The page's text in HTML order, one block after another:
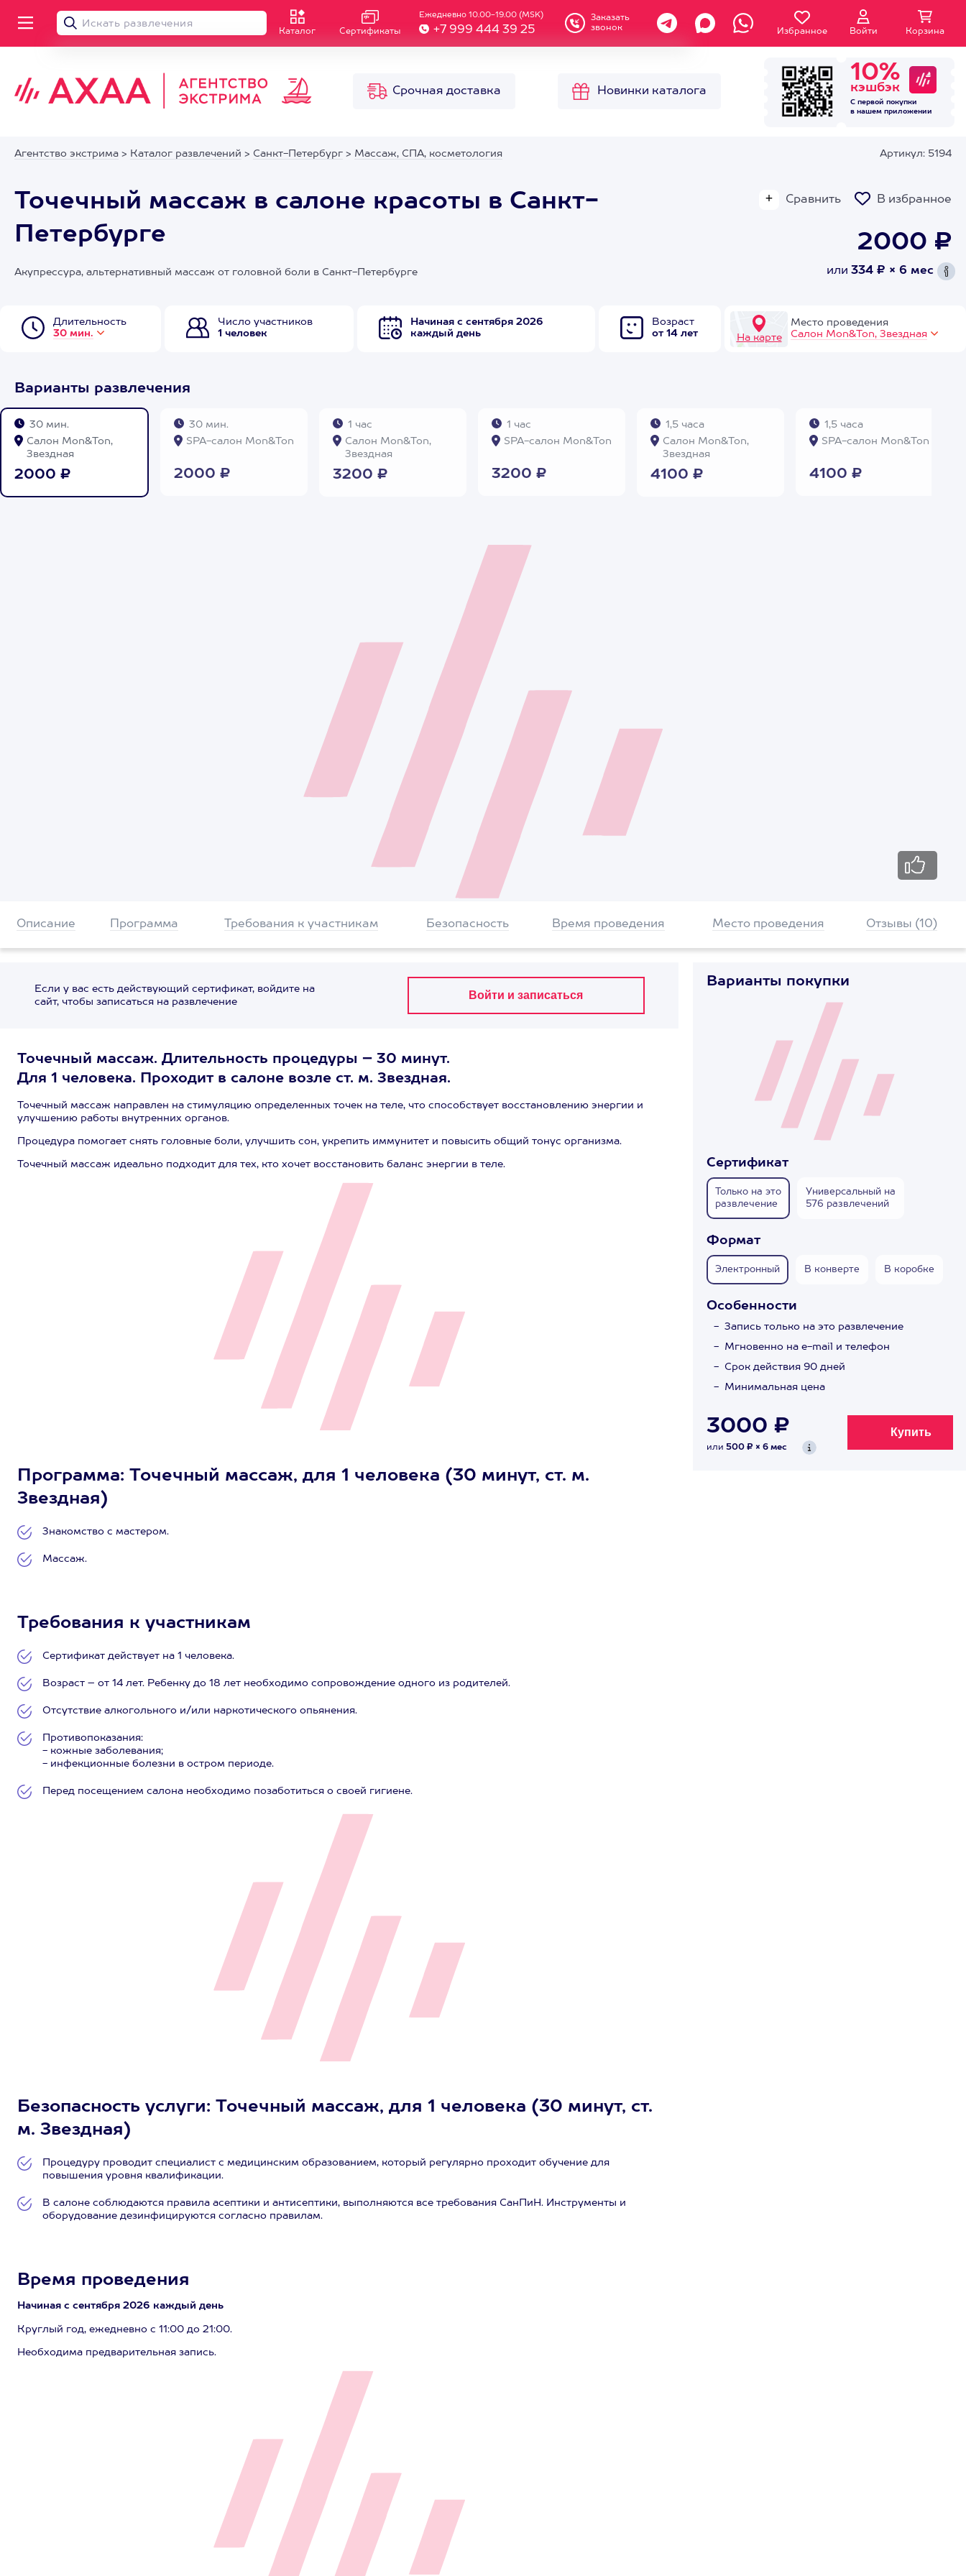
Каталог Сертификаты
Ежедневно 10.00-19.00 (MSK)
+7 999 444 39 25
Заказать
звонок
Избранное Войти Корзина
Срочная доставка Новинки каталога
10%
кэшбэк
С первой покупки
в нашем приложении
Агентство экстрима > Каталог развлечений > Санкт-Петербург > Массаж, СПА, косметология Артикул: 5194
Точечный массаж в салоне красоты в Санкт-
Петербурге
Сравнить В избранное
2000 ₽
или 334 ₽ × 6 мес
Акупрессура, альтернативный массаж от головной боли в Санкт-Петербурге
Длительность
30 мин.
Число участников
1 человек
Начиная с сентября 2026
каждый день
Возраст
от 14 лет
На карте
Место проведения
Салон Mon&Ton, Звездная
Варианты развлечения
30 мин.
Салон Mon&Ton,
Звездная
2000 ₽
30 мин.
SPA-салон Mon&Ton
2000 ₽
1 час
Салон Mon&Ton,
Звездная
3200 ₽
1 час
SPA-салон Mon&Ton
3200 ₽
1,5 часа
Салон Mon&Ton,
Звездная
4100 ₽
1,5 часа
SPA-салон Mon&Ton
4100 ₽
Описание Программа Требования к участникам Безопасность Время проведения Место проведения Отзывы (10)
Если у вас есть действующий сертификат, войдите на
сайт, чтобы записаться на развлечение
Точечный массаж. Длительность процедуры – 30 минут.
Для 1 человека. Проходит в салоне возле ст. м. Звездная.
Точечный массаж направлен на стимуляцию определенных точек на теле, что способствует восстановлению энергии и
улучшению работы внутренних органов.
Процедура помогает снять головные боли, улучшить сон, укрепить иммунитет и повысить общий тонус организма.
Точечный массаж идеально подходит для тех, кто хочет восстановить баланс энергии в теле.
Программа: Точечный массаж, для 1 человека (30 минут, ст. м.
Звездная)
Знакомство с мастером.
Массаж.
Требования к участникам
Сертификат действует на 1 человека.
Возраст – от 14 лет. Ребенку до 18 лет необходимо сопровождение одного из родителей.
Отсутствие алкогольного и/или наркотического опьянения.
Противопоказания:
- кожные заболевания;
- инфекционные болезни в остром периоде.
Перед посещением салона необходимо позаботиться о своей гигиене.
Безопасность услуги: Точечный массаж, для 1 человека (30 минут, ст.
м. Звездная)
Процедуру проводит специалист с медицинским образованием, который регулярно проходит обучение для
повышения уровня квалификации.
В салоне соблюдаются правила асептики и антисептики, выполняются все требования СанПиН. Инструменты и
оборудование дезинфицируются согласно правилам.
Время проведения
Начиная с сентября 2026 каждый день
Круглый год, ежедневно с 11:00 до 21:00.
Необходима предварительная запись.
Варианты покупки
Сертификат
Только на это
развлечение
Универсальный на
576 развлечений
Формат
Электронный В конверте В коробке
Особенности
Запись только на это развлечение
Мгновенно на e-mail и телефон
Срок действия 90 дней
Минимальная цена
3000 ₽
или 500 ₽ × 6 мес